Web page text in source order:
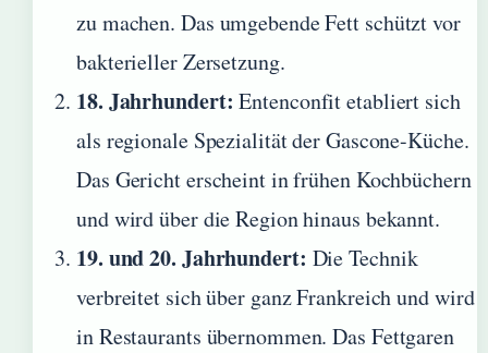
zu machen. Das umgebende Fett schützt vor
bakterieller Zersetzung.
18. Jahrhundert: Entenconfit etabliert sich
als regionale Spezialität der Gascone-Küche.
Das Gericht erscheint in frühen Kochbüchern
und wird über die Region hinaus bekannt.
19. und 20. Jahrhundert: Die Technik
verbreitet sich über ganz Frankreich und wird
in Restaurants übernommen. Das Fettgaren